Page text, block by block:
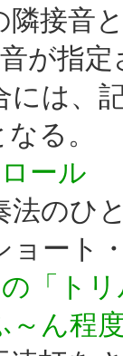
接音
が指定
は、
る。
ール
のひ
ョート
「ト
～ん程